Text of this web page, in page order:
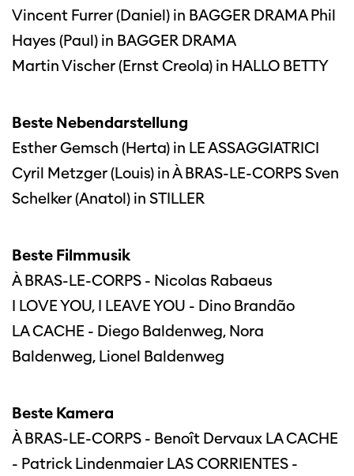
Vincent Furrer (Daniel) in BAGGER DRAMA Phil
Hayes (Paul) in BAGGER DRAMA
Martin Vischer (Ernst Creola) in HALLO BETTY
Beste Nebendarstellung
Esther Gemsch (Herta) in LE ASSAGGIATRICI
Cyril Metzger (Louis) in À BRAS-LE-CORPS Sven
Schelker (Anatol) in STILLER
Beste Filmmusik
À BRAS-LE-CORPS - Nicolas Rabaeus
I LOVE YOU, I LEAVE YOU - Dino Brandão
LA CACHE - Diego Baldenweg, Nora
Baldenweg, Lionel Baldenweg
Beste Kamera
À BRAS-LE-CORPS - Benoît Dervaux LA CACHE
- Patrick Lindenmaier LAS CORRIENTES -